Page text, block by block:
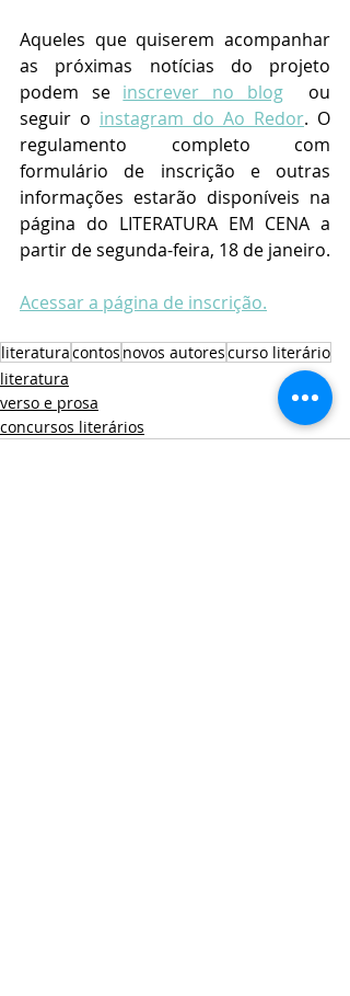
Aqueles que quiserem acompanhar
as próximas notícias do projeto
podem se inscrever no blog
  ou
seguir o instagram do Ao Redor. O
regulamento completo com
formulário de inscrição e outras
informações estarão disponíveis na
página do LITERATURA EM CENA a
partir de segunda-feira, 18 de janeiro.
Acessar a página de inscrição.
literaturacontos novos autorescurso literário
literatura
verso e prosa
concursos literários